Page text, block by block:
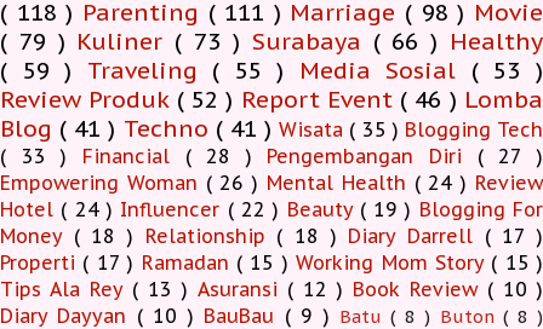
( 118 ) Parenting ( 111 ) Marriage ( 98 ) Movie
( 79 ) Kuliner ( 73 ) Surabaya ( 66 ) Healthy
( 59 ) Traveling ( 55 ) Media Sosial ( 53 )
Review Produk ( 52 ) Report Event ( 46 ) Lomba
Blog ( 41 ) Techno ( 41 ) Wisata ( 35 ) Blogging Tech
( 33 )
Financial ( 28 ) Pengembangan Diri ( 27 )
Empowering Woman ( 26 ) Mental Health ( 24 ) Review
Hotel ( 24 ) Influencer ( 22 ) Beauty ( 19 ) Blogging For
Money ( 18 ) Relationship ( 18 ) Diary Darrell ( 17 )
Properti ( 17 ) Ramadan ( 15 ) Working Mom Story ( 15 )
Tips Ala Rey ( 13 ) Asuransi ( 12 ) Book Review ( 10 )
Diary Dayyan ( 10 ) BauBau ( 9 ) Batu( 8 ) Buton( 8 )